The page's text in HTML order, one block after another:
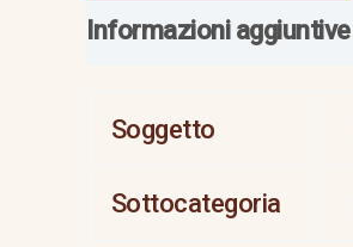
Informazioni aggiuntive
Soggetto
Sottocategoria